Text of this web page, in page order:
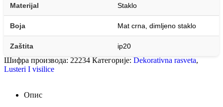
Materijal Staklo
Boja Mat crna, dimljeno staklo
Zaštita ip20
Шифра производа: 22234 Категорије: Dekorativna rasveta,
Lusteri I visilice
Опис